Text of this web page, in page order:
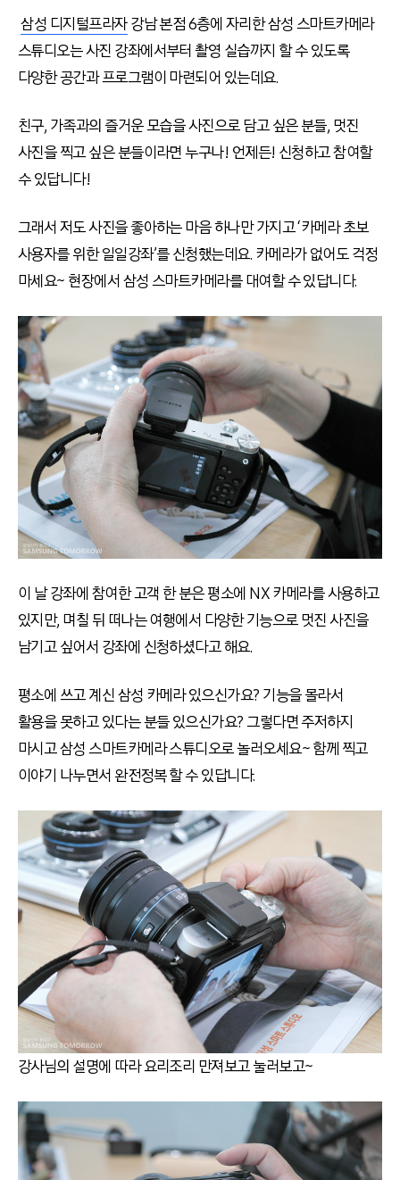
삼성 디지털프라자강남 본점 6층에 자리한 삼성 스마트카메라
스튜디오는 사진 강좌에서부터 촬영 실습까지 할 수 있도록
다양한 공간과 프로그램이 마련되어 있는데요.
친구, 가족과의 즐거운 모습을 사진으로 담고 싶은 분들, 멋진
사진을 찍고 싶은 분들이라면 누구나! 언제든! 신청하고 참여할
수 있답니다!
그래서 저도 사진을 좋아하는 마음 하나만 가지고 ‘카메라 초보
사용자를 위한 일일강좌’를 신청했는데요. 카메라가 없어도 걱정
마세요~ 현장에서 삼성 스마트카메라를 대여할 수 있답니다.
이 날 강좌에 참여한 고객 한 분은 평소에 NX 카메라를 사용하고
있지만, 며칠 뒤 떠나는 여행에서 다양한 기능으로 멋진 사진을
남기고 싶어서 강좌에 신청하셨다고 해요.
평소에 쓰고 계신 삼성 카메라 있으신가요? 기능을 몰라서
활용을 못하고 있다는 분들 있으신가요? 그렇다면 주저하지
마시고 삼성 스마트카메라 스튜디오로 놀러오세요~ 함께 찍고
이야기 나누면서 완전정복 할 수 있답니다.
강사님의 설명에 따라 요리조리 만져보고 눌러보고~